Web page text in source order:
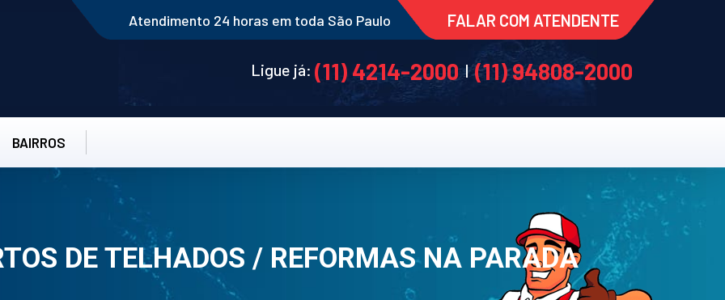
Atendimento 24 horas em toda São Paulo FALAR COM ATENDENTE
Ligue já: (11) 4214-2000|(11) 94808-2000
BAIRROS
DE TELHADOS / REFORMAS NA PARADA